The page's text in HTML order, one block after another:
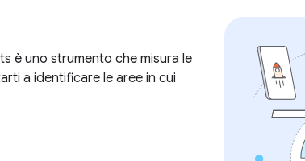
è uno strumento che misura le
a identificare le aree in cui